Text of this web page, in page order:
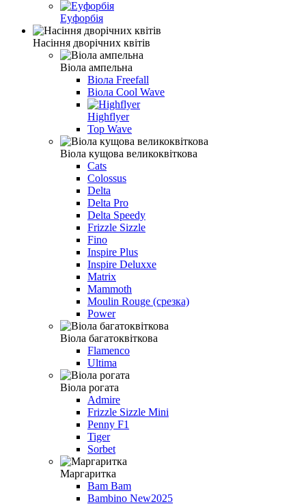
Еуфорбія
Насіння дворічних квітів
Віола ампельна
Віола Freefall
Вiола Cool Wave
Highflyer
Top Wave
Віола кущова великоквіткова
Cats
Colossus
Delta
Delta Pro
Delta Speedy
Frizzle Sizzle
Fino
Inspire Plus
Inspire Deluxxe
Matrix
Mammoth
Moulin Rouge (срезка)
Power
Віола багатоквіткова
Flamenco
Ultima
Віола рогата
Admire
Frizzle Sizzle Mini
Penny F1
Tiger
Sorbet
Маргаритка
Bam Bam
Bambino New2025